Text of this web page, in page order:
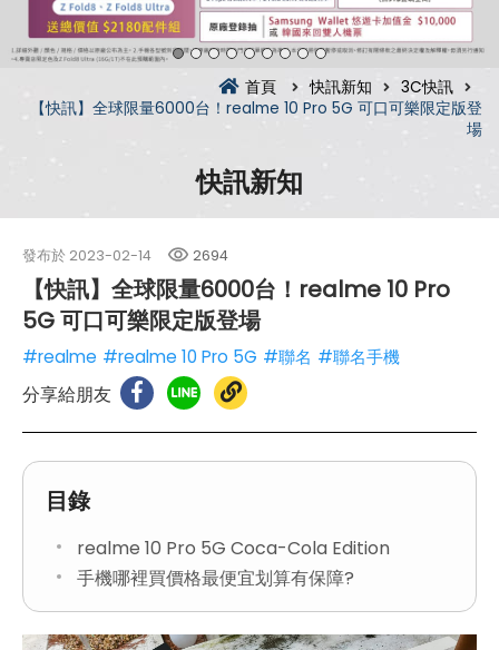
首頁 快訊新知
3C快訊
【快訊】全球限量6000台！realme 10 Pro 5G 可口可樂限定版登
場
快訊新知
發布於 2023-02-14 2694
【快訊】全球限量6000台！realme 10 Pro
5G 可口可樂限定版登場
#realme #realme 10 Pro 5G #聯名 #聯名手機
分享給朋友
目錄
realme 10 Pro 5G Coca-Cola Edition
手機哪裡買價格最便宜划算有保障?